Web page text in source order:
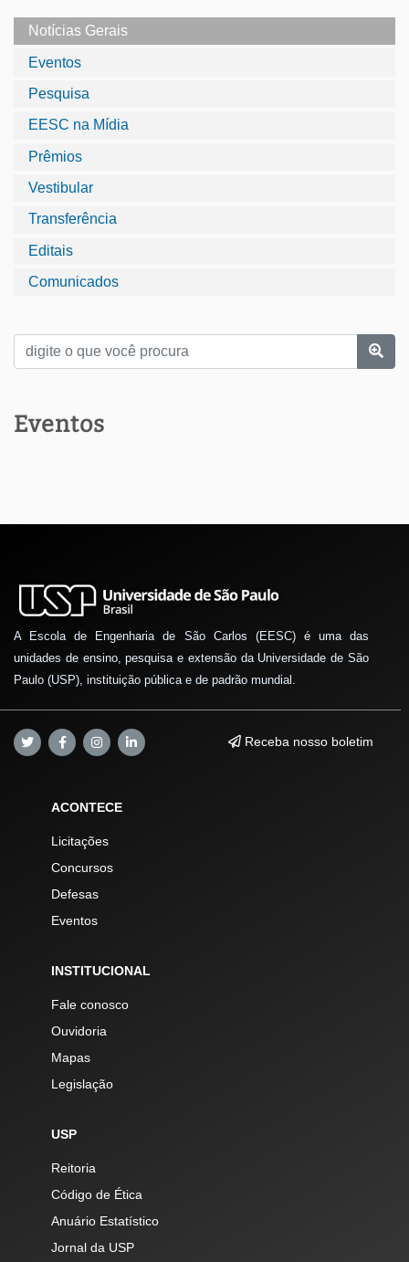
Notícias Gerais
Eventos
Pesquisa
EESC na Mídia
Prêmios
Vestibular
Transferência
Editais
Comunicados
Eventos
A Escola de Engenharia de São Carlos (EESC) é uma das
unidades de ensino, pesquisa e extensão da Universidade de São
Paulo (USP), instituição pública e de padrão mundial.
Receba nosso boletim
ACONTECE
Licitações
Concursos
Defesas
Eventos
INSTITUCIONAL
Fale conosco
Ouvidoria
Mapas
Legislação
USP
Reitoria
Código de Ética
Anuário Estatístico
Jornal da USP